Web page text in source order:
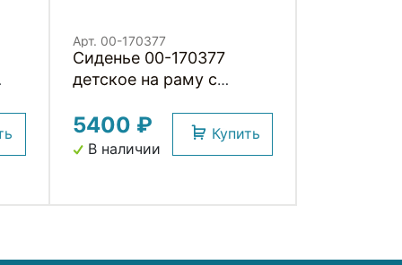
Арт. 00-170377
Сиденье 00-170377
детское на раму с
поручнем на руль 22,2-
31,6мм до 15кг черное
5400 ₽
В наличии
Купить